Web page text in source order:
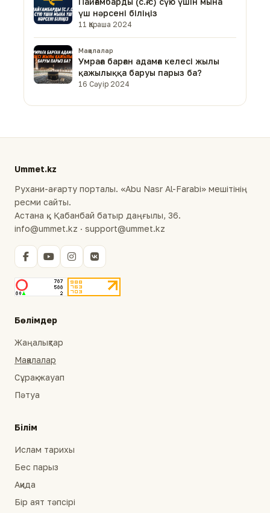
үш нәрсені біліңіз
11 Қараша 2024
Мақалалар
Умраға барған адамға келесі жылы
қажылыққа баруы парыз ба?
16 Сәуір 2024
Ummet.kz
Рухани-ағарту порталы. «Abu Nasr Al-Farabi» мешітінің
ресми сайты.
Астана қ., Қабанбай батыр даңғылы, 36.
info@ummet.kz · support@ummet.kz
Бөлімдер
Жаңалықтар
Мақалалар
Сұрақ-жауап
Пәтуа
Білім
Ислам тарихы
Бес парыз
Ақида
Бір аят тәпсірі